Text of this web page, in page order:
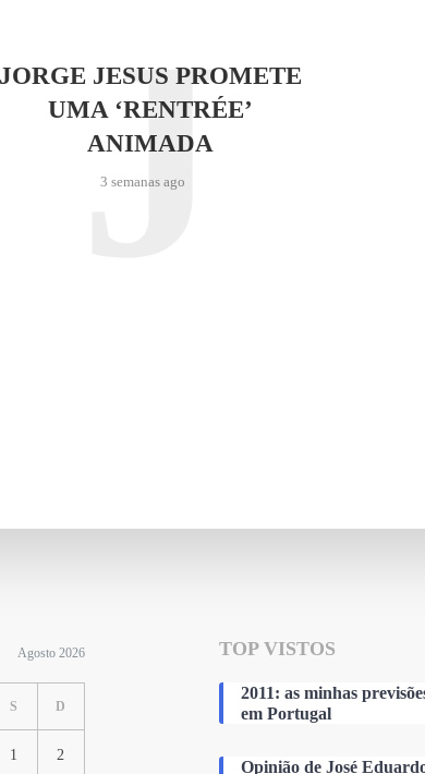
JORGE JESUS PROMETE
UMA ‘RENTRÉE’
ANIMADA
3 semanas ago
J
Agosto 2026
S D
1 2
TOP VISTOS
2011: as minhas
em Portugal
Opinião de José